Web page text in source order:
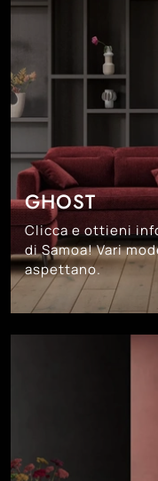
GHOST
Clicca e ottieni
di Samoa! Vari
aspettano.